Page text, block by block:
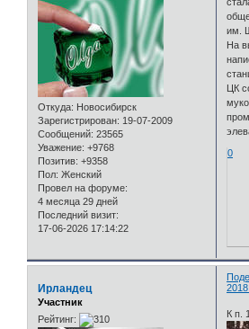
Откуда: Новосибирск
Зарегистрирован: 19-07-2009
Сообщений: 23565
Уважение: +9768
Позитив: +9358
Пол: Женский
Провел на форуме:
4 месяца 29 дней
Последний визит:
17-06-2026 17:14:22
им.
На
ЦК
0
Ирландец
Участник
Рейтинг:
К п.